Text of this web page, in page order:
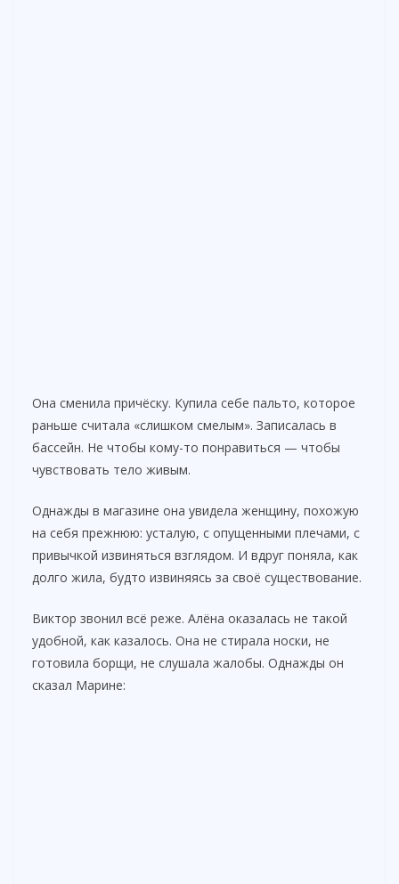
Она сменила причёску. Купила себе пальто, которое
раньше считала «слишком смелым». Записалась в
бассейн. Не чтобы кому-то понравиться — чтобы
чувствовать тело живым.
Однажды в магазине она увидела женщину, похожую
на себя прежнюю: усталую, с опущенными плечами, с
привычкой извиняться взглядом. И вдруг поняла, как
долго жила, будто извиняясь за своё существование.
Виктор звонил всё реже. Алёна оказалась не такой
удобной, как казалось. Она не стирала носки, не
готовила борщи, не слушала жалобы. Однажды он
сказал Марине: